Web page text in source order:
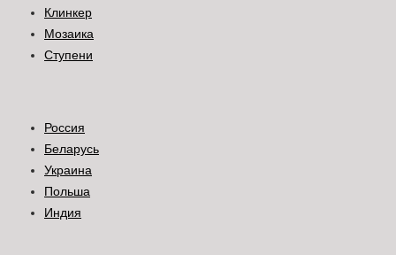
Клинкер
Мозаика
Ступени
Россия
Беларусь
Украина
Польша
Индия